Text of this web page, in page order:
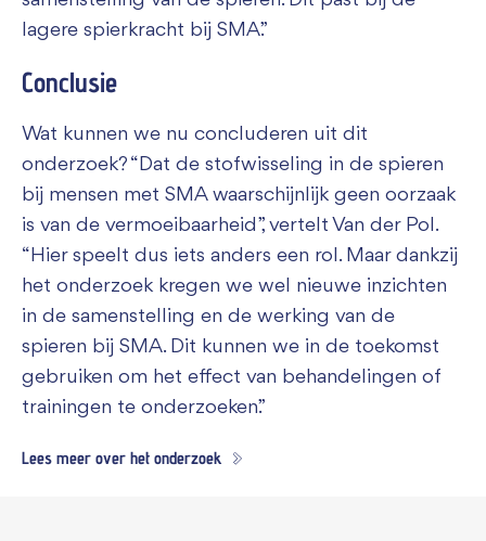
lagere spierkracht bij SMA.”
Conclusie
Wat kunnen we nu concluderen uit dit
onderzoek? “Dat de stofwisseling in de spieren
bij mensen met SMA waarschijnlijk geen oorzaak
is van de vermoeibaarheid”, vertelt Van der Pol.
“Hier speelt dus iets anders een rol. Maar dankzij
het onderzoek kregen we wel nieuwe inzichten
in de samenstelling en de werking van de
spieren bij SMA. Dit kunnen we in de toekomst
gebruiken om het effect van behandelingen of
trainingen te onderzoeken.”
Lees meer over het onderzoek